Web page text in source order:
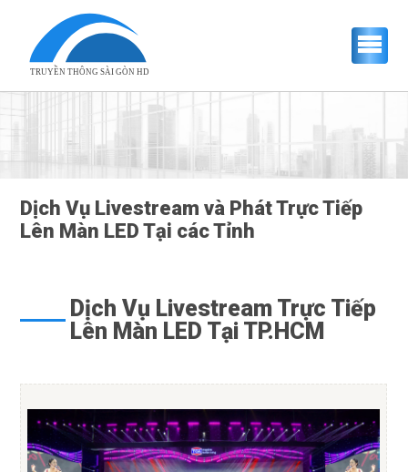
TRUYỀN THÔNG SÀI GÒN HD
Dịch Vụ Livestream và Phát Trực Tiếp
Lên Màn LED Tại các Tỉnh
Dịch Vụ Livestream Trực Tiếp
Lên Màn LED Tại TP.HCM